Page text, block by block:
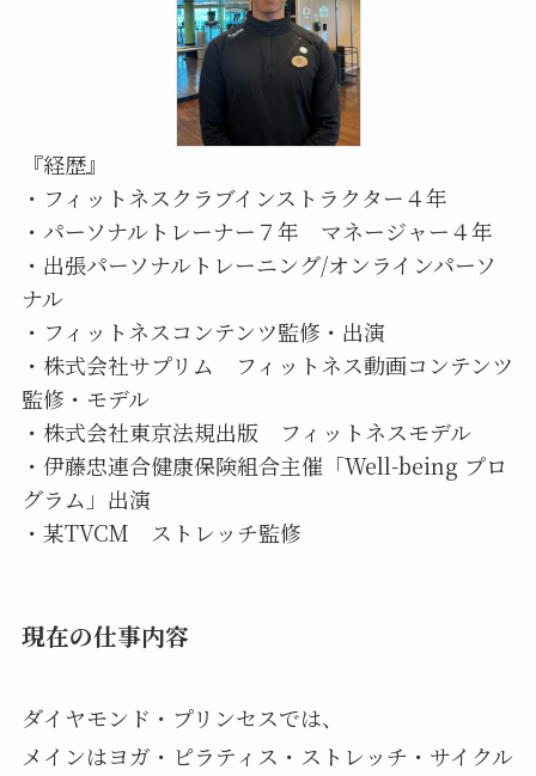
『経歴』
・フィットネスクラブインストラクター４年
・パーソナルトレーナー７年 マネージャー４年
・出張パーソナルトレーニング/オンラインパーソ
ナル
・フィットネスコンテンツ監修・出演
・株式会社サプリム フィットネス動画コンテンツ
監修・モデル
・株式会社東京法規出版 フィットネスモデル
・伊藤忠連合健康保険組合主催「Well-being プロ
グラム」出演
・某TVCM ストレッチ監修
現在の仕事内容
ダイヤモンド・プリンセスでは、
メインはヨガ・ピラティス・ストレッチ・サイクル